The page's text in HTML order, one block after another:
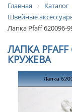
Главная Каталог
Швейные
Лапка Pfaff 620096-
ЛАПКА
КРУЖЕВА